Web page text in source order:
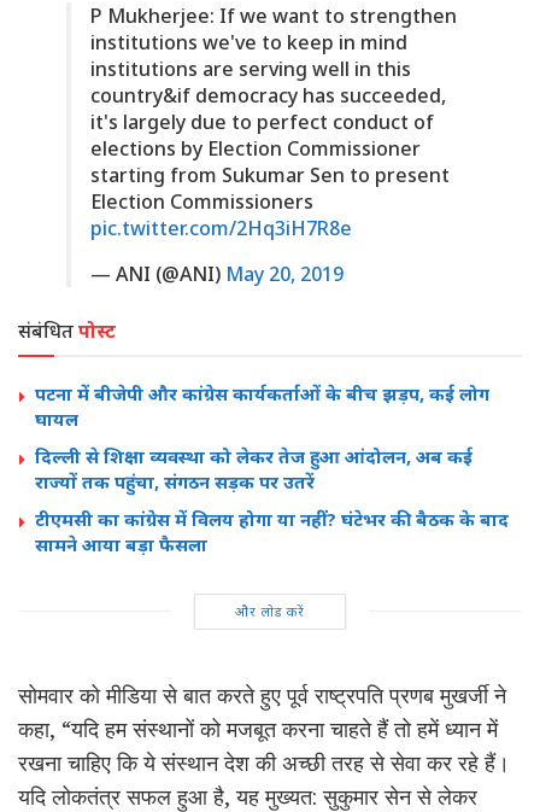
P Mukherjee: If we want to strengthen
institutions we've to keep in mind
institutions are serving well in this
country&if democracy has succeeded,
it's largely due to perfect conduct of
elections by Election Commissioner
starting from Sukumar Sen to present
Election Commissioners
pic.twitter.com/2Hq3iH7R8e
— ANI (@ANI) May 20, 2019
संबंधितपोस्ट
पटना में बीजेपी और कांग्रेस कार्यकर्ताओं के बीच झड़प, कई लोग
घायल
दिल्ली से शिक्षा व्यवस्था को लेकर तेज हुआ आंदोलन, अब कई
राज्यों तक पहुंचा, संगठन सड़क पर उतरें
टीएमसी का कांग्रेस में विलय होगा या नहीं? घंटेभर की बैठक के बाद
सामने आया बड़ा फैसला
और लोड करें
सोमवार को मीडिया से बात करते हुए पूर्व राष्ट्रपति प्रणब मुखर्जी ने
कहा, “यदि हम संस्थानों को मजबूत करना चाहते हैं तो हमें ध्यान में
रखना चाहिए कि ये संस्थान देश की अच्छी तरह से सेवा कर रहे हैं।
यदि लोकतंत्र सफल हुआ है, यह मुख्यत: सुकुमार सेन से लेकर